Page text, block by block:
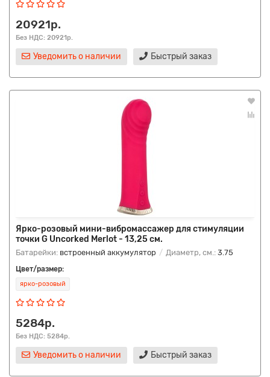
20921р.
Без НДС: 20921р.
Уведомить о наличии Быстрый заказ
Ярко-розовый мини-вибромассажер для стимуляции
точки G Uncorked Merlot - 13,25 см.
Батарейки: встроенный аккумулятор Диаметр, см.: 3.75
Цвет/размер:
ярко-розовый
5284р.
Без НДС: 5284р.
Уведомить о наличии Быстрый заказ